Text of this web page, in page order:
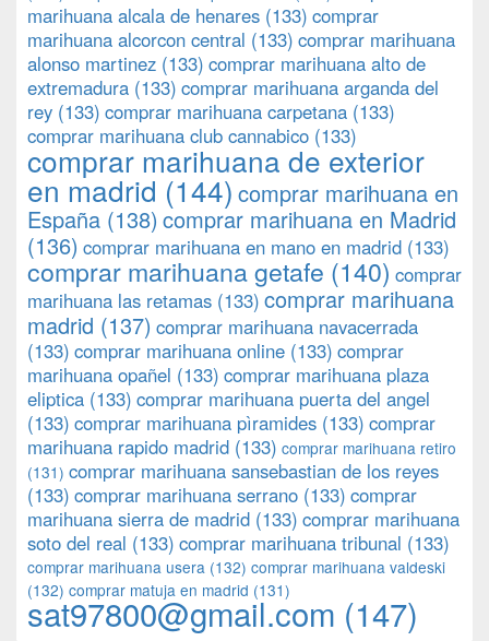
marihuana alcala de henares (133) comprar
marihuana alcorcon central (133) comprar marihuana
alonso martinez (133) comprar marihuana alto de
extremadura (133) comprar marihuana arganda del
rey (133) comprar marihuana carpetana (133)
comprar marihuana club cannabico (133)
comprar marihuana de exterior
en madrid (144) comprar marihuana en
España (138) comprar marihuana en Madrid
(136) comprar marihuana en mano en madrid (133)
comprar marihuana getafe (140) comprar
marihuana las retamas (133) comprar marihuana
madrid (137) comprar marihuana navacerrada
(133) comprar marihuana online (133) comprar
marihuana opañel (133) comprar marihuana plaza
eliptica (133) comprar marihuana puerta del angel
(133) comprar marihuana pìramides (133) comprar
marihuana rapido madrid (133) comprar marihuana retiro
(131) comprar marihuana sansebastian de los reyes
(133) comprar marihuana serrano (133) comprar
marihuana sierra de madrid (133) comprar marihuana
soto del real (133) comprar marihuana tribunal (133)
comprar marihuana usera (132) comprar marihuana valdeski
(132) comprar matuja en madrid (131)
sat97800@gmail.com (147)